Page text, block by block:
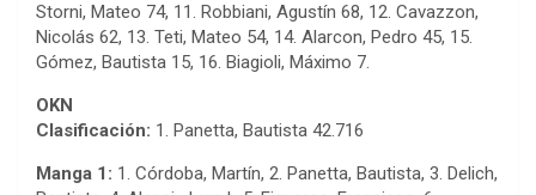
Storni, Mateo 74, 11. Robbiani, Agustín 68, 12. Cavazzon,
Nicolás 62, 13. Teti, Mateo 54, 14. Alarcon, Pedro 45, 15.
Gómez, Bautista 15, 16. Biagioli, Máximo 7.
OKN
Clasificación: 1. Panetta, Bautista 42.716
Manga 1: 1. Córdoba, Martín, 2. Panetta, Bautista, 3. Delich,